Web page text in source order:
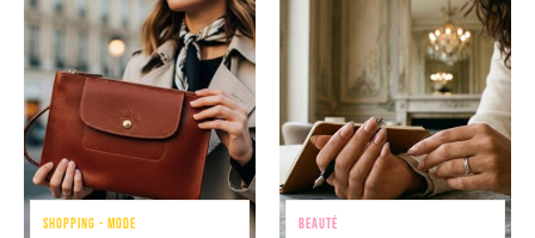
SHOPPING - MODE
BEAUTÉ